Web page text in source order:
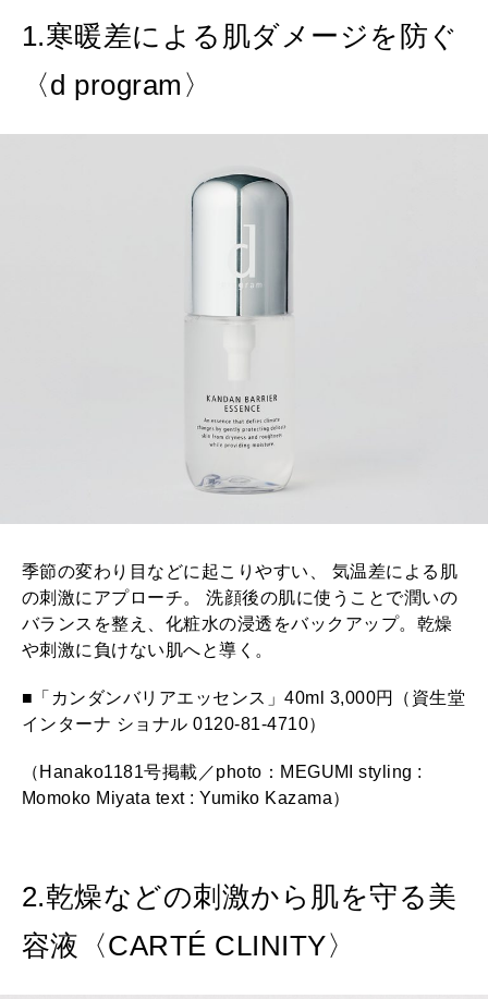
WORK&MONEY
MAGAZINE
2026年9月号「北海道 おいしく遊ぶ、夏のご褒美旅。」
2026年8月号『お茶の時間です。』
2026年6月号「大銀座 トレンドが生まれる 新しい一流店へ。」
2026年3月号「スイーツ予想図 2026」
2026年2月号「良運を掴む 新・開運術。」
2025年12月号「お酒の新常識。」
FOLLOW US!
1.寒暖差による肌ダメージを防ぐ
〈d program〉
季節の変わり目などに起こりやすい、 気温差による肌
の刺激にアプローチ。 洗顔後の肌に使うことで潤いの
バランスを整え、化粧水の浸透をバックアップ。乾燥
や刺激に負けない肌へと導く。
■「カンダンバリアエッセンス」40ml 3,000円（資生堂
インターナ ショナル 0120-81-4710）
（Hanako1181号掲載／photo：MEGUMI styling :
Momoko Miyata text : Yumiko Kazama）
2.乾燥などの刺激から肌を守る美
容液〈CARTÉ CLINITY〉